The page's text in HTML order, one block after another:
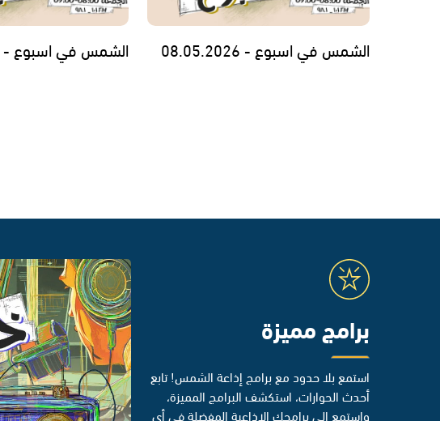
الشمس في اسبوع - 08.05.2026 الشمس في اسبوع - 01.05.2026
برامج مميزة
استمع بلا حدود مع برامج إذاعة الشمس! تابع
أحدث الحوارات، استكشف البرامج المميزة،
واستمع إلى برامجك الإذاعية المفضلة في أي